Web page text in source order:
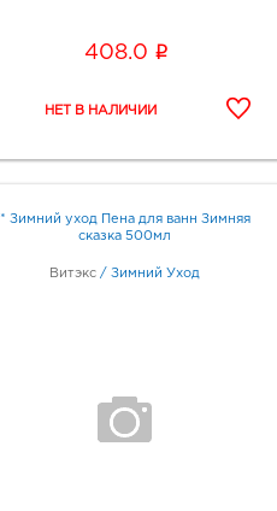
408.0 i
* Зимний уход Пена для ванн Зимняя
сказка 500мл
Витэкс / Зимний Уход